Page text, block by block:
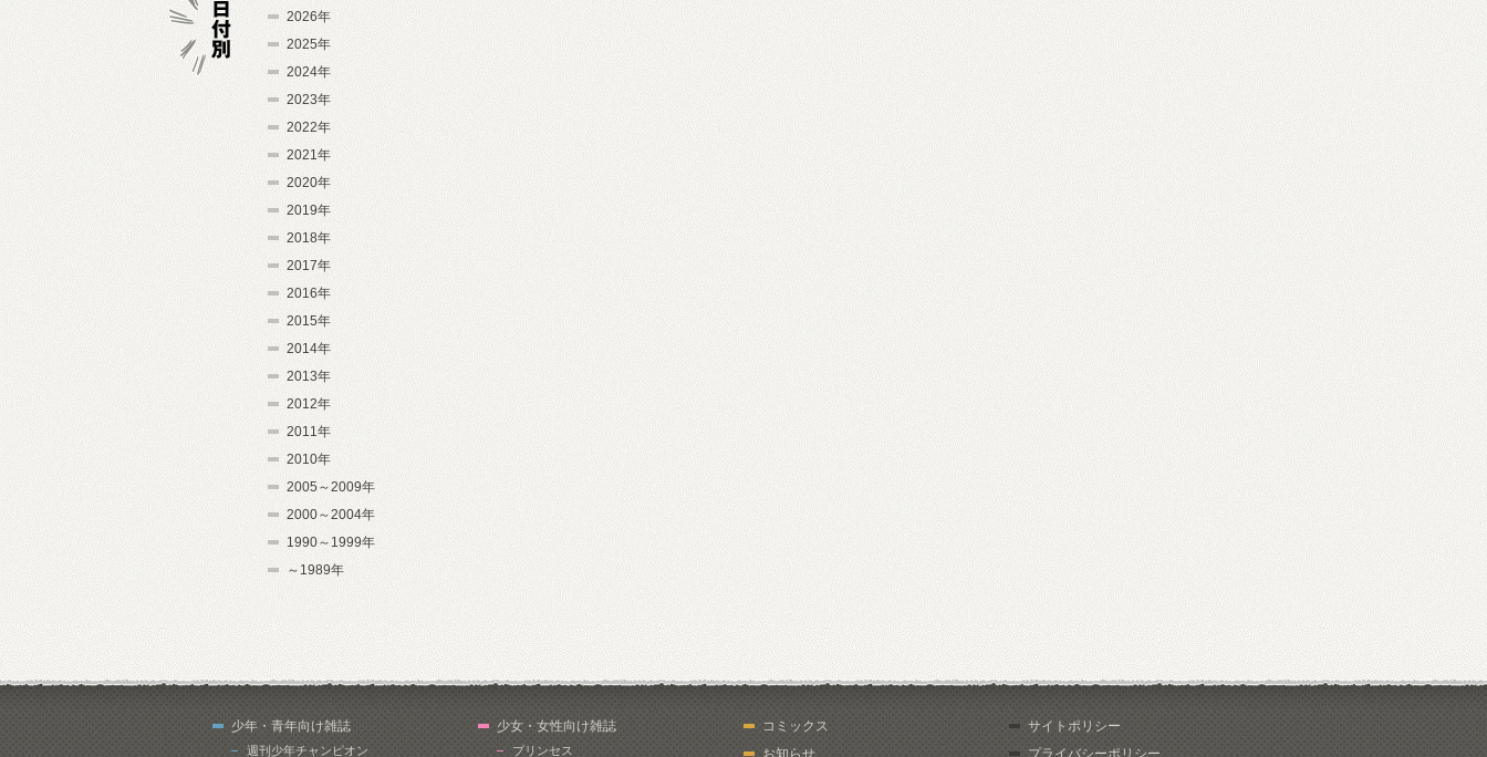
2026年
2025年
2024年
2023年
2022年
2021年
2020年
2019年
2018年
2017年
2016年
2015年
2014年
2013年
2012年
2011年
2010年
2005～2009年
2000～2004年
1990～1999年
～1989年
少年・青年向け雑誌
週刊少年チャンピオン
少女・女性向け雑誌
プリンセス
コミックス
お知らせ
サイトポリシー
プライバシーポリシー